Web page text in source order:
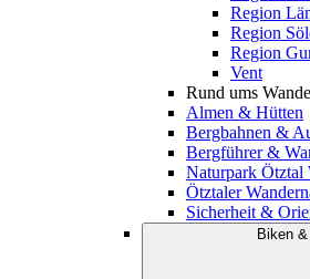
Region
Region
Region
Vent
Rund ums
Almen & Hütten
Bergbahnen &
Bergführer &
Naturpark Ötztal
Ötztaler
Sicherheit &
Biken